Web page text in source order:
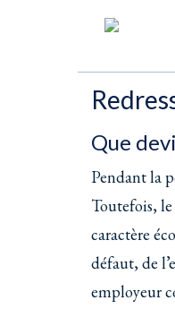
Que
Pendant la
Toutefois,
caractère
défaut, de
employeur